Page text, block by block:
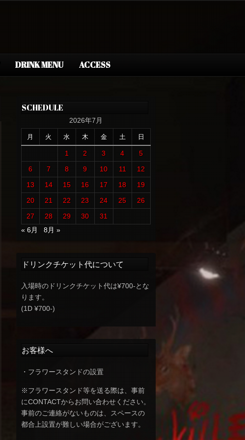
DRINK MENU ACCESS
SCHEDULE
2026年7月
月 火 水 木 金 土 日
1 2 3 4
5
6
7 8 9 10 11
12
13
14 15 16 17 18
19
20
21 22 23 24 25
26
27
28 29 30
31
« 6月
8月 »
ドリンクチケット代について
入場時のドリンクチケット代は¥700-とな
ります。
(1D ¥700-)
お客様へ
・フラワースタンドの設置
※フラワースタンド等を送る際は、事前
にCONTACTからお問い合わせください。
事前のご連絡がないものは、スペースの
都合上設置が難しい場合がございます。